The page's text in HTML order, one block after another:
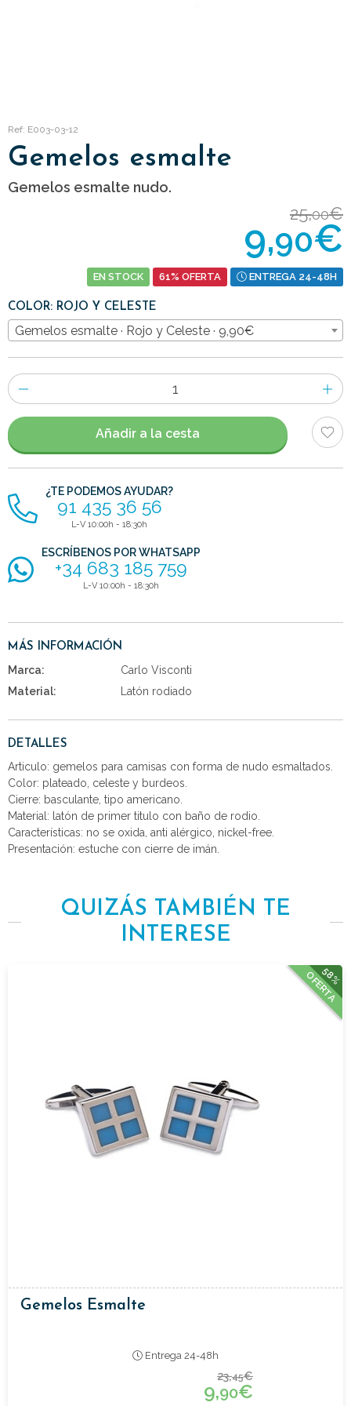
Ref: E003-03-12
Gemelos esmalte
Gemelos esmalte nudo.
25,00€
9,90€
EN STOCK 61% OFERTA ENTREGA 24-48H
COLOR: ROJO Y CELESTE
Gemelos esmalte · Rojo y Celeste · 9,90€
Número
de
artículos
Añadir a la cesta
¿TE PODEMOS AYUDAR?
91 435 36 56
L-V 10:00h - 18:30h
ESCRÍBENOS POR WHATSAPP
+34 683 185 759
L-V 10:00h - 18:30h
MÁS INFORMACIÓN
Marca:
Carlo Visconti
Material:
Latón rodiado
DETALLES
Articulo: gemelos para camisas con forma de nudo esmaltados.
Color: plateado, celeste y burdeos.
Cierre: basculante, tipo americano.
Material: latón de primer titulo con baño de rodio.
Características: no se oxida, anti alérgico, nickel-free.
Presentación: estuche con cierre de imán.
QUIZÁS TAMBIÉN TE
INTERESE
58%
OFERTA
Gemelos Esmalte
Entrega 24-48h
23,45€
9,90€